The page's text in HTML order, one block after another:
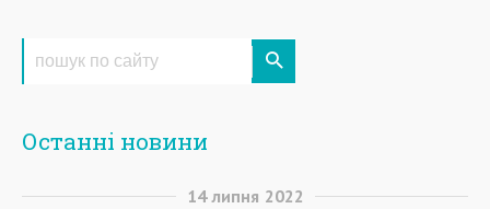
Останні новини
14 липня 2022